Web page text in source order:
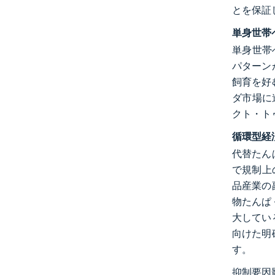
とを保
単身世帯
単身世帯
パターン
飼育を好
ダ市場
クト・
循環型経
代替たん
で規制
品産業の
物たんぱ
大してい
向けた明
す。
抑制要因